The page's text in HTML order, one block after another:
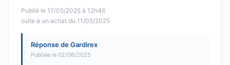
Publié le 17/05/2025 à 12h46
suite à un achat du 11/05/2025
Réponse de Gardirex
Publiée le 02/06/2025